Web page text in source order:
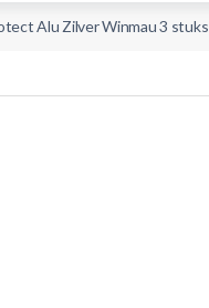
Alu Zilver Winmau 3 stuks